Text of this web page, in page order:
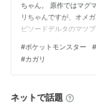
ちゃん。 原作ではマグ
リちゃんですが、オメ
ピソードデルタのマツ
うです。 オメガルビー
#ポケットモンスター #
#カガリ
ネットで話題